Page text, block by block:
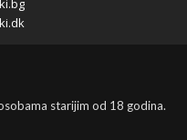
starijim od 18 godina.